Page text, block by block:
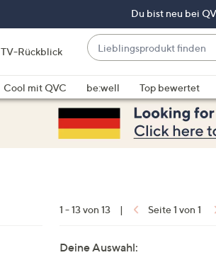
Du bist neu bei
TV-Rückblick
Lieblingsprodukt
finden
Vorschläge
verfügbar
sind,
verwenden
nach
Cool mit QVC be:well Top bewertet
1 - 13 von 13 | Seite 1 von 1
Deine Auswahl: